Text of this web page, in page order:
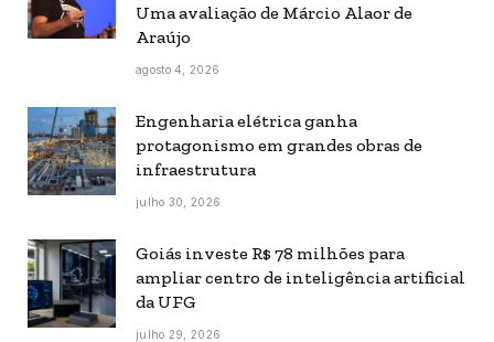
Uma avaliação de Márcio Alaor de
Araújo
agosto 4, 2026
Engenharia elétrica ganha
protagonismo em grandes obras de
infraestrutura
julho 30, 2026
Goiás investe R$ 78 milhões para
ampliar centro de inteligência artificial
da UFG
julho 29, 2026